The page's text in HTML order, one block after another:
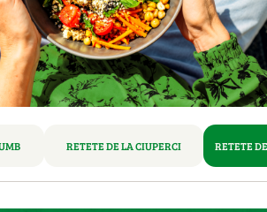
RETETE DE LA CIUPERCI RETETE